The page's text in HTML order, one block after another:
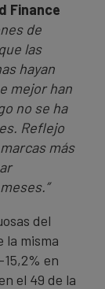
Finance
de
las
hayan
mejor han
no se ha
Reflejo
más
del
la misma
en
el 49 de la